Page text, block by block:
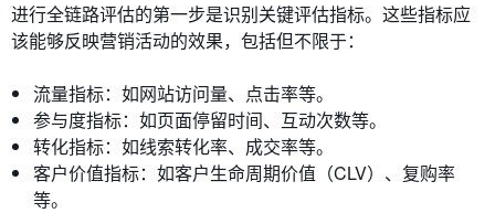
进行全链路评估的第一步是识别关键评估指标。这些指标应
该能够反映营销活动的效果，包括但不限于：
流量指标：如网站访问量、点击率等。
参与度指标：如页面停留时间、互动次数等。
转化指标：如线索转化率、成交率等。
客户价值指标：如客户生命周期价值（CLV）、复购率
等。